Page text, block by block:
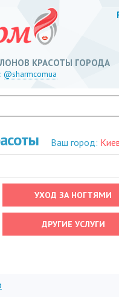
КРАСОТЫ ГОРОДА
@sharmcomua
Ваш город:
УХОД ЗА НОГТЯМИ
ДРУГИЕ УСЛУГИ